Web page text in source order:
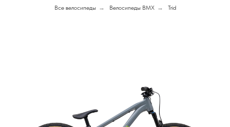
Все велосипеды → Велосипеды BMX → Trid